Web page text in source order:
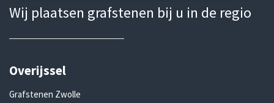
Wij plaatsen grafstenen bij u in de regio
Overijssel
Grafstenen Zwolle